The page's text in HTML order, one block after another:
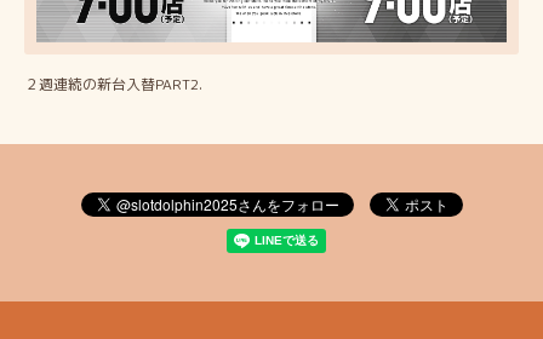
２週連続の新台入替PART2.